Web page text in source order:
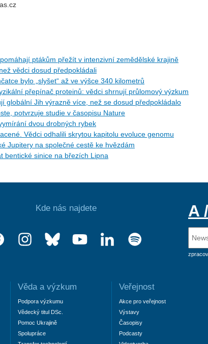
ptákům přežít v intenzivní zemědělské krajině
vědci dosud předpokládali
bylo „slyšet“ až ve výšce 340 kilometrů
přepínač proteinů: vědci shrnují průlomový výzkum
globální Jih výrazně více, než se dosud předpokládalo
potvrzuje studie v časopisu Nature
dvou drobných rybek
Vědci odhalili skrytou kapitolu evoluce genomu
Jupitery na společné cestě ke hvězdám
bentické sinice na březích Lipna
Kde nás najdete A
Věda a výzkum
Podpora výzkumu
Vědecký titul DSc.
Pomoc Ukrajině
Spolupráce
Veřejnost
Akce pro veřejnost
Výstavy
Časopisy
Podcasty